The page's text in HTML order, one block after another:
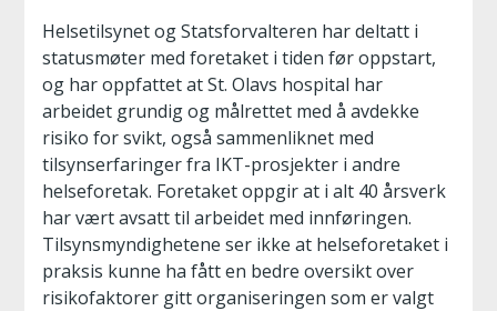
Helsetilsynet og Statsforvalteren har deltatt i
statusmøter med foretaket i tiden før oppstart,
og har oppfattet at St. Olavs hospital har
arbeidet grundig og målrettet med å avdekke
risiko for svikt, også sammenliknet med
tilsynserfaringer fra IKT-prosjekter i andre
helseforetak. Foretaket oppgir at i alt 40 årsverk
har vært avsatt til arbeidet med innføringen.
Tilsynsmyndighetene ser ikke at helseforetaket i
praksis kunne ha fått en bedre oversikt over
risikofaktorer gitt organiseringen som er valgt